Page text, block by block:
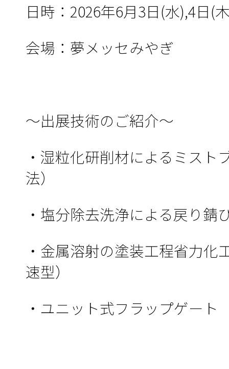
日時：2026年6月3日(水),4日(
会場：夢メッセみやぎ
～出展技術のご紹介～
・湿粒化研削材によるミスト
法）
・塩分除去洗浄による戻り錆
・金属溶射の塗装工程省力化
速型）
・ユニット式フラップゲート